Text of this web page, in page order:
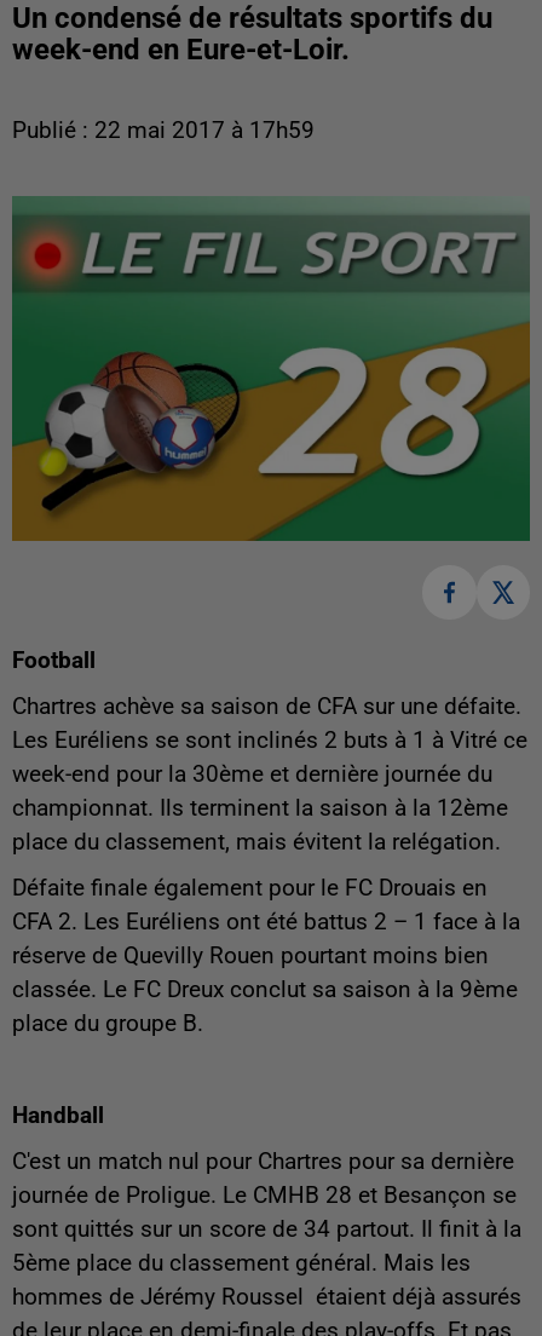
Un condensé de résultats sportifs du
week-end en Eure-et-Loir.
Publié : 22 mai 2017 à 17h59
Football
Chartres achève sa saison de CFA sur une défaite.
Les Euréliens se sont inclinés 2 buts à 1 à Vitré ce
week-end pour la 30ème et dernière journée du
championnat. Ils terminent la saison à la 12ème
place du classement, mais évitent la relégation.
Défaite finale également pour le FC Drouais en
CFA 2. Les Euréliens ont été battus 2 – 1 face à la
réserve de Quevilly Rouen pourtant moins bien
classée. Le FC Dreux conclut sa saison à la 9ème
place du groupe B.
Handball
C'est un match nul pour Chartres pour sa dernière
journée de Proligue. Le CMHB 28 et Besançon se
sont quittés sur un score de 34 partout. Il finit à la
5ème place du classement général. Mais les
hommes de Jérémy Roussel étaient déjà assurés